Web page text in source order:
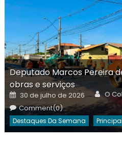
Deputado Marcos Pereira
obras e serviços
Posted
on
30 de julho de 2026
O
Comment(0)
Destaques Da Semana